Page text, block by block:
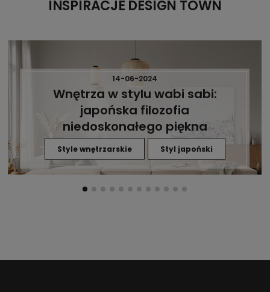
INSPIRACJE DESIGN TOWN
14-06-2024
Wnętrza w stylu wabi sabi:
japońska filozofia
niedoskonałego piękna
Style wnętrzarskie Styl japoński